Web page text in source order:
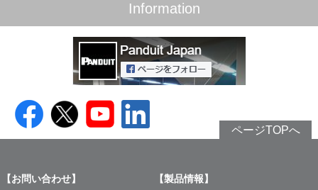
Information
ページTOPへ
【お問い合わせ】 【製品情報】